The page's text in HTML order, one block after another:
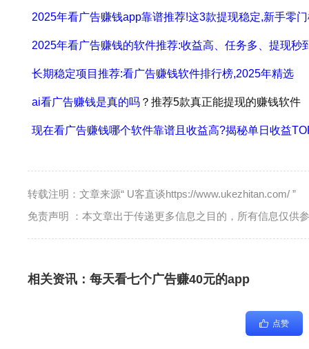
2025年看广告赚钱app靠谱推荐!这3款提现稳定,新手零
2025年看广告赚钱的软件推荐:收益高、任务多、提现秒
长期稳定项目推荐:看广告赚钱软件排行榜,2025年精选
ai看广告赚钱是真的吗 ？推荐5款真正能提现的赚钱软件
现在看广告赚钱哪个软件靠谱且收益高?揭秘单日收益
转载注明：文章来源“ U客直谈https://www.ukezhitan.com/ ”
免责声明 ：本文章出于传递更多信息之目的，所有信息仅供
相关资讯： 每天看七个广告赚40元的app
点赞